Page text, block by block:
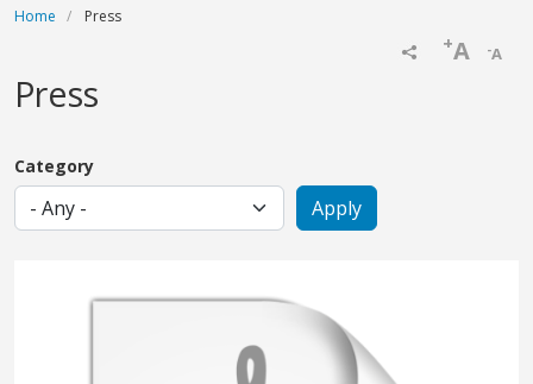
Breadcrumb
Home Press
-A
+A
Press
Category